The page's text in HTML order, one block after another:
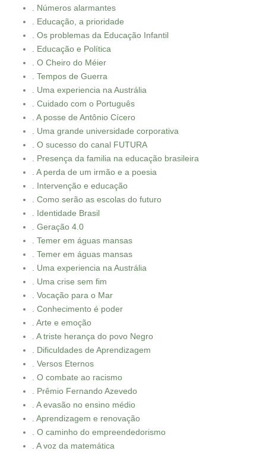
. Números alarmantes
. Educação, a prioridade
. Os problemas da Educação Infantil
. Educação e Política
. O Cheiro do Méier
. Tempos de Guerra
. Uma experiencia na Austrália
. Cuidado com o Português
. A posse de Antônio Cícero
. Uma grande universidade corporativa
. O sucesso do canal FUTURA
. Presença da familia na educação brasileira
. A perda de um irmão e a poesia
. Intervenção e educação
. Como serão as escolas do futuro
. Identidade Brasil
. Geração 4.0
. Temer em águas mansas
. Temer em águas mansas
. Uma experiencia na Austrália
. Uma crise sem fim
. Vocação para o Mar
. Conhecimento é poder
. Arte e emoção
. A triste herança do povo Negro
. Dificuldades de Aprendizagem
. Versos Eternos
. O combate ao racismo
. Prêmio Fernando Azevedo
. A evasão no ensino médio
. Aprendizagem e renovação
. O caminho do empreendedorismo
. A voz da matemática